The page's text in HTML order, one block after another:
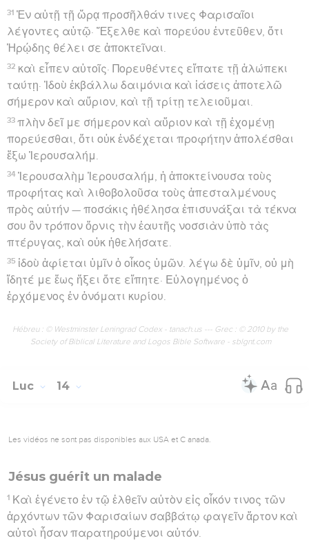
31 Ἐν αὐτῇ τῇ ὥρᾳ προσῆλθάν τινες Φαρισαῖοι
λέγοντες αὐτῷ· Ἔξελθε καὶ πορεύου ἐντεῦθεν, ὅτι
Ἡρῴδης θέλει σε ἀποκτεῖναι.
32 καὶ εἶπεν αὐτοῖς· Πορευθέντες εἴπατε τῇ ἀλώπεκι
ταύτῃ· Ἰδοὺ ἐκβάλλω δαιμόνια καὶ ἰάσεις ἀποτελῶ
σήμερον καὶ αὔριον, καὶ τῇ τρίτῃ τελειοῦμαι.
33 πλὴν δεῖ με σήμερον καὶ αὔριον καὶ τῇ ἐχομένῃ
πορεύεσθαι, ὅτι οὐκ ἐνδέχεται προφήτην ἀπολέσθαι
ἔξω Ἰερουσαλήμ.
34 Ἰερουσαλὴμ Ἰερουσαλήμ, ἡ ἀποκτείνουσα τοὺς
προφήτας καὶ λιθοβολοῦσα τοὺς ἀπεσταλμένους
πρὸς αὐτήν — ποσάκις ἠθέλησα ἐπισυνάξαι τὰ τέκνα
σου ὃν τρόπον ὄρνις τὴν ἑαυτῆς νοσσιὰν ὑπὸ τὰς
πτέρυγας, καὶ οὐκ ἠθελήσατε.
35 ἰδοὺ ἀφίεται ὑμῖν ὁ οἶκος ὑμῶν. λέγω δὲ ὑμῖν, οὐ μὴ
ἴδητέ με ἕως ἥξει ὅτε εἴπητε· Εὐλογημένος ὁ
ἐρχόμενος ἐν ὀνόματι κυρίου.
Hébreu : © Westminster Leningrad Codex - tanach.us --- Grec : © 2010 by the
Society of Biblical Literature and Logos Bible Software - sblgnt.com
Luc 14
Les vidéos ne sont pas disponibles aux USA et C anada.
Jésus guérit un malade
1 Καὶ ἐγένετο ἐν τῷ ἐλθεῖν αὐτὸν εἰς οἶκόν τινος τῶν
ἀρχόντων τῶν Φαρισαίων σαββάτῳ φαγεῖν ἄρτον καὶ
αὐτοὶ ἦσαν παρατηρούμενοι αὐτόν.